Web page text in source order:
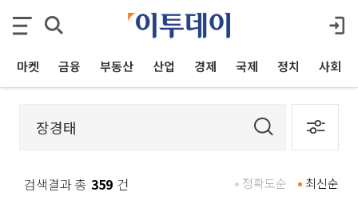
마켓 금융 부동산 산업 경제 국제 정치 사회
검색결과 총 359 건 최신순
정확도순